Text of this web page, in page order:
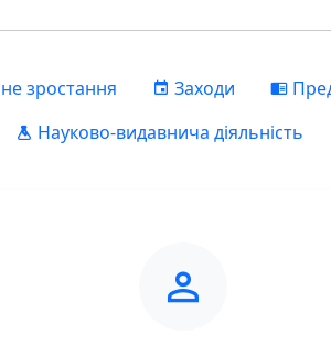
зростання Заходи
Науково-видавнича діяльність